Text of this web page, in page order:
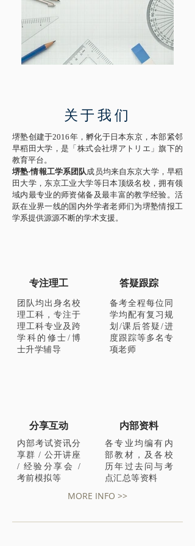
关于我们
堺塾创建于2016年，孵化于日本东京，本部紧邻
早稻田大学，是「株式会社堺アトリエ」旗下的
教育平台。
堺塾·情報工学系团队成员均来自东京大学，早稻
田大学，东京工业大学等日本顶级名校，拥有领
域内最专业的师资储备及最丰富的教学经验。活
跃在业界一线的国内外学者老师们为堺塾情报工
学系提供源源不断的学术支援。
专注理工
团队均出身名校
理工科，专注于
理工科专业及跨
学科的修士/博
士升学辅导
分享互动
内部考试资讯分
享群 / 公开讲座
/ 经验分享会 /
考前模拟等
答疑跟踪
备考全程每位同
学均配有复习规
划/课后答疑/进
度跟踪等多名专
项老师
内部资料
各专业均编有内
部教材，及各校
历年过去问与考
点汇总等资料
MORE INFO >>